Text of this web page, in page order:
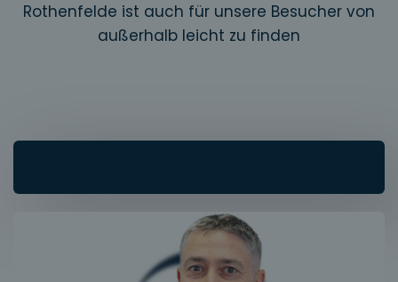
Rothenfelde ist auch für unsere Besucher von
außerhalb leicht zu finden